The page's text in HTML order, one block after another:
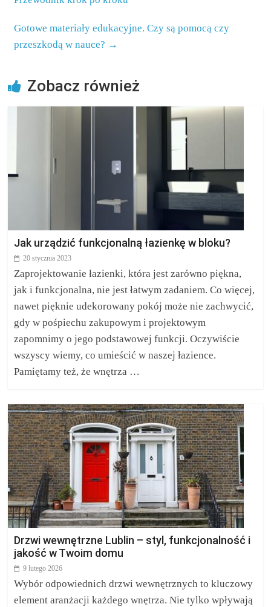
Gotowe materiały edukacyjne. Czy są pomocą czy
przeszkodą w nauce? →
Zobacz również
Jak urządzić funkcjonalną łazienkę w bloku?
20 stycznia 2023
Zaprojektowanie łazienki, która jest zarówno piękna,
jak i funkcjonalna, nie jest łatwym zadaniem. Co więcej,
nawet pięknie udekorowany pokój może nie zachwycić,
gdy w pośpiechu zakupowym i projektowym
zapomnimy o jego podstawowej funkcji. Oczywiście
wszyscy wiemy, co umieścić w naszej łazience.
Pamiętamy też, że wnętrza …
Drzwi wewnętrzne Lublin – styl, funkcjonalność i
jakość w Twoim domu
9 lutego 2026
Wybór odpowiednich drzwi wewnętrznych to kluczowy
element aranżacji każdego wnętrza. Nie tylko wpływają